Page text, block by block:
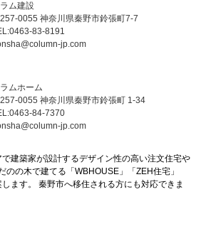
ム建設
0055 神奈川県秦野市鈴張町7-7
83-8191
jp.com
ムホーム
0055 神奈川県秦野市鈴張町 1-34
84-7370
jp.com
建築家が設計するデザイン性の高い注文住宅や
のの木で建てる「WBHOUSE」「ZEH住宅」
します。 秦野市へ移住される方にも対応できま